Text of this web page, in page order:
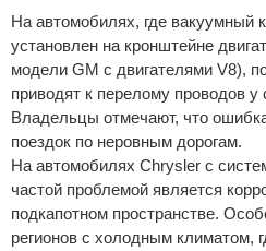
На автомобилях, где вакуумный
установлен на кронштейне
модели GM с двигателями V8),
приводят к перелому проводов у
Владельцы отмечают, что
поездок по неровным дорогам.
На автомобилях Chrysler с
частой проблемой является
подкапотном пространстве.
регионов с холодным климатом,